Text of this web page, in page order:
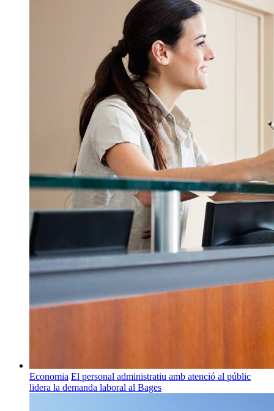
Economia El personal administratiu amb atenció al públic
lidera la demanda laboral al Bages